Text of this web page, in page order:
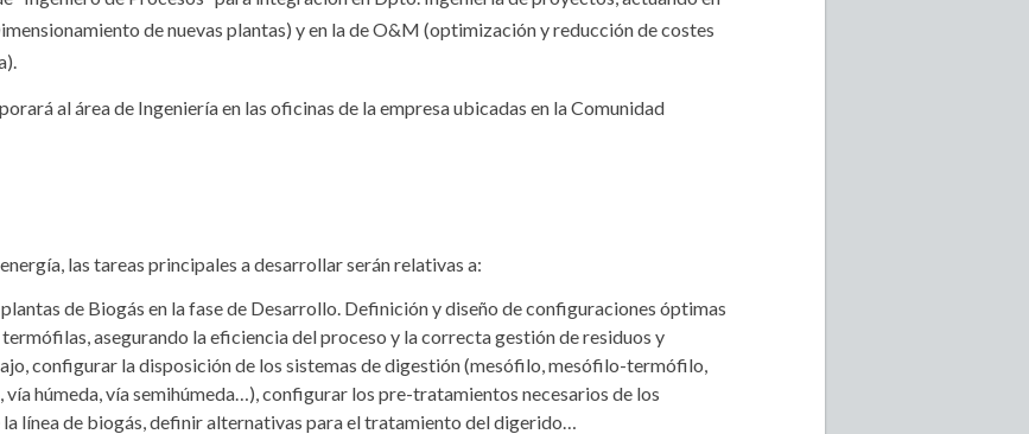
de nuevas plantas) y en la de O&M (optimización y reducción de costes
al área de Ingeniería en las oficinas de la empresa ubicadas en la Comunidad
las tareas principales a desarrollar serán relativas a:
de Biogás en la fase de Desarrollo. Definición y diseño de configuraciones óptimas
asegurando la eficiencia del proceso y la correcta gestión de residuos y
configurar la disposición de los sistemas de digestión (mesófilo, mesófilo-termófilo,
húmeda, vía semihúmeda…), configurar los pre-tratamientos necesarios de los
línea de biogás, definir alternativas para el tratamiento del digerido…